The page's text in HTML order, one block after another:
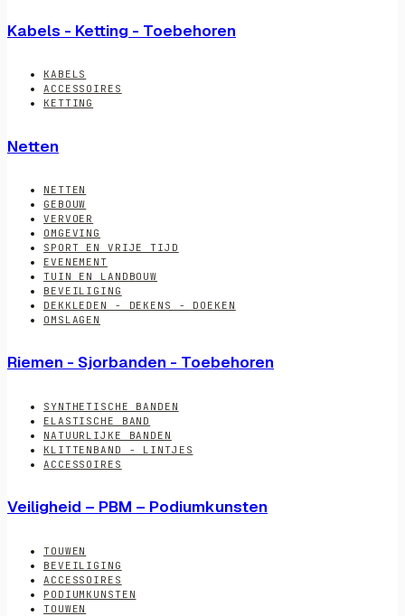
Kabels - Ketting - Toebehoren
KABELS
ACCESSOIRES
KETTING
Netten
NETTEN
GEBOUW
VERVOER
OMGEVING
SPORT EN VRIJE TIJD
EVENEMENT
TUIN EN LANDBOUW
BEVEILIGING
DEKKLEDEN - DEKENS - DOEKEN
OMSLAGEN
Riemen - Sjorbanden - Toebehoren
SYNTHETISCHE BANDEN
ELASTISCHE BAND
NATUURLIJKE BANDEN
KLITTENBAND - LINTJES
ACCESSOIRES
Veiligheid – PBM – Podiumkunsten
TOUWEN
BEVEILIGING
ACCESSOIRES
PODIUMKUNSTEN
TOUWEN